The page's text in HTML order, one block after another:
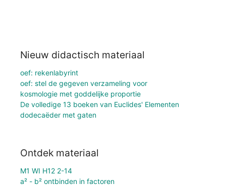
Nieuw didactisch materiaal
oef: rekenlabyrint
oef: stel de gegeven verzameling voor
kosmologie met goddelijke proportie
De volledige 13 boeken van Euclides' Elementen
dodecaëder met gaten
Ontdek materiaal
M1 WI H12 2-14
a² - b² ontbinden in factoren